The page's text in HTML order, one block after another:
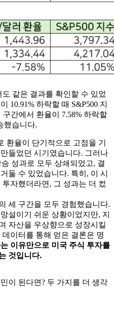
같은 결과를 확인할 수 있었
10.91% 하락할 때 S&P500 지
간에서 환율이 7.58% 하락할
했습니다.
환율이 단기적으로 고점을 기
들었던 시기였습니다. 그러나
성과로 모두 상쇄되었고, 결
둘 수 있었습니다. 특히, 이 시
자했더라면, 그 성과는 더 컸
세 구간을 모두 경험했습니다.
설이기 쉬운 상황이었지만, 지
자산을 우상향으로 성장시킬
이터를 통해 얻은 결론은 명
이유만으로 미국 주식 투자를
것입니다.
이 된다면? 두 가지를 더 생각